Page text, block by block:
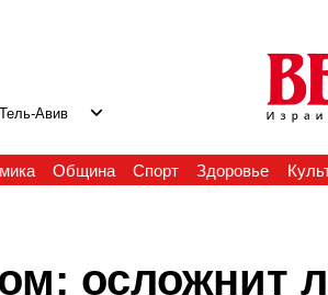
Тель-Авив
Община Спорт Здоровье
осложнит